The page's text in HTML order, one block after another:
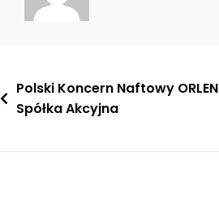
Nawigacja
wpisu
Polski Koncern Naftowy ORLEN
Spółka Akcyjna